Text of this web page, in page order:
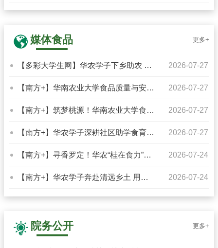
媒体食品 更多+
【多彩大学生网】华农学子下乡助农 科
技赋能河源彩色稻米产业升...
2026-07-27
【南方+】华南农业大学食品质量与安全
团队师生联合党支部赴英德...
2026-07-27
【南方+】筑梦桃源！华南农业大学食品
学院勤工助学服务队赴鹤山...
2026-07-27
【南方+】华农学子深耕社区助学食育，
以青春力量赋能民生
2026-07-27
【南方+】寻香罗定！华农“桂在食力”实
践队深入“中国肉桂之乡...
2026-07-24
【南方+】华农学子奔赴清远乡土 用镜
头赋能百亿农业发展
2026-07-24
院务公开 更多+